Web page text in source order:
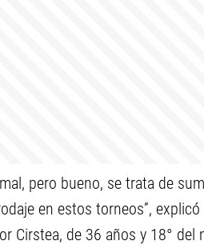
pero bueno, se trata de
en estos torneos”,
Cirstea, de 36 años y 18° del